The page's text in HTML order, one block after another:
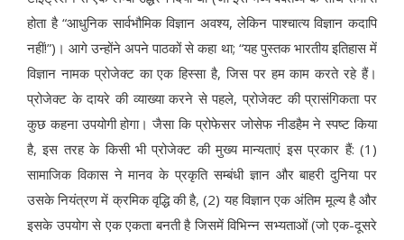
होता है “आधुनिक सार्वभौमिक विज्ञान अवश्य, लेकिन पाश्चात्य विज्ञान कदापि
नहीं!”)। आगे उन्होंने अपने पाठकों से कहा था; “यह पुस्तक भारतीय इतिहास में
विज्ञान नामक प्रोजेक्ट का एक हिस्सा है, जिस पर हम काम करते रहे हैं।
प्रोजेक्ट के दायरे की व्याख्या करने से पहले, प्रोजेक्ट की प्रासंगिकता पर
कुछ कहना उपयोगी होगा। जैसा कि प्रोफेसर जोसेफ नीडहैम ने स्पष्ट किया
है, इस तरह के किसी भी प्रोजेक्ट की मुख्य मान्यताएं इस प्रकार हैं: (1)
सामाजिक विकास ने मानव के प्रकृति सम्बंधी ज्ञान और बाहरी दुनिया पर
उसके नियंत्रण में क्रमिक वृद्धि की है, (2) यह विज्ञान एक अंतिम मूल्य है और
इसके उपयोग से एक एकता बनती है जिसमें विभिन्न सभ्यताओं (जो एक-दूसरे